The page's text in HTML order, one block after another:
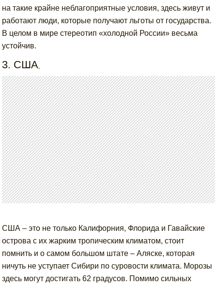
на такие крайне неблагоприятные условия, здесь живут и
работают люди, которые получают льготы от государства.
В целом в мире стереотип «холодной России» весьма
устойчив.
3. США
США – это не только Калифорния, Флорида и Гавайские
острова с их жарким тропическим климатом, стоит
помнить и о самом большом штате – Аляске, которая
ничуть не уступает Сибири по суровости климата. Морозы
здесь могут достигать 62 градусов. Помимо сильных